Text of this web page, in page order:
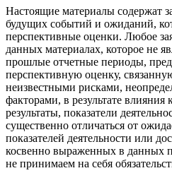
Настоящие материалы содержат
будущих событий и ожиданий,
перспективные оценки. Любое
данных материалах, которое не
прошлые отчетные периоды,
перспективную оценку,
неизвестными рисками,
факторами, в результате влияния
результаты, показатели
существенно отличаться от
показателей деятельности или
косвенно выраженных в данных
не принимаем на себя